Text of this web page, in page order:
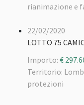
rianimazione e
22/02/2020
LOTTO 75
Importo: €
Territorio:
protezioni